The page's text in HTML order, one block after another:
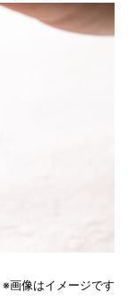
※画像はイメージです